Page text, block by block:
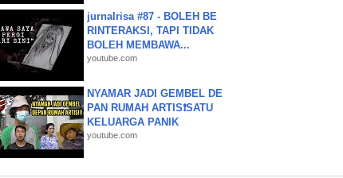
jurnalrisa #87 - BOLEH BE
RINTERAKSI, TAPI TIDAK
BOLEH MEMBAWA...
youtube.com
NYAMAR JADI GEMBEL DE
PAN RUMAH ARTIS❗SATU
KELUARGA PANIK
youtube.com